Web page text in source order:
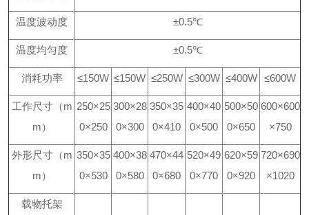
温度波动度 ±0.5℃
温度均匀度 ±0.5℃
消耗功率 ≤150W ≤150W ≤250W ≤300W ≤400W ≤600W
工作尺寸（m
m）
250×25
0×250
300×28
0×300
350×35
0×410
400×40
0×500
500×50
0×650
600×600
×750
外形尺寸（m
m）
350×35
0×530
400×38
0×580
470×44
0×680
520×49
0×770
620×59
0×920
720×690
×1020
载物托架